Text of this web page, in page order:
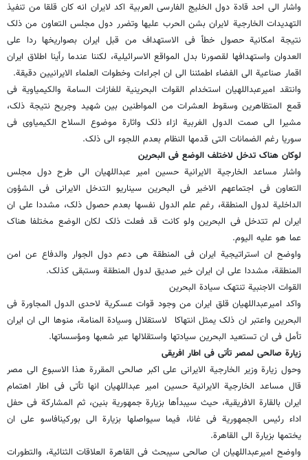
واشار الى احد قادة دول الخلیج الفارسی العربیة اکد لایران انه کان قلقا من تنفیذ
التهدیدات الخارجیة لایران بشن الحرب علیها وتضرر دول مجلس التعاون من ذلک
نتیجة امکانیة حصول خطأ فی الاستهداف من قبل ایران بصواریخها ردا على
العدوان واستهدافها لقصورنا بدل المواقع الاسرائیلیة، لکننا عندما رأینا اطلاق ایران
اقمار صناعیة الى الفضاء اطمئننا الى ان اجراءات وخطوات العلماء الایرانیین دقیقة.
وانتقد امیرعبداللهیان استخدام القوات البحرینیة للغازات السامة والکیمیاویة فی
قمع المتظاهرین وسقوط العشرات من المواطنین بین شهید وجریح نتیجة ذلک،
مشیرا الى صمت الدول الغربیة ازاء ذلک واثارة موضوع السلاح الکیمیاوی فی
سوریا رغم الضمانات التی قدمها النظام بعدم اللجوء الى ذلک.
لوکان هناک تدخل لاختلف الوضع فی البحرین
واشار مساعد الخارجیة الایرانیة حسین امیر عبداللهیان الى طرح دول مجلس
التعاون فی اجتماعهم الاخیر فی البحرین سیناریو التدخل الایرانی فی الشؤون
الداخلیة لدول المنطقة، رغم علم الدول نفسها بعدم حصول ذلک، مشددا على ان
ایران لم تتدخل فی البحرین ولو کانت قد فعلت ذلک لکان الوضع مختلفا هناک
عما هو علیه الیوم.
واوضح ان استراتیجیة ایران فی المنطقة هی دعم دول الجوار والدفاع عن امن
المنطقة، مشددا على ان ایران خیر صدیق لدول المنطقة وستبقى کذلک.
القوات الاجنبیة تنتهک سیادة البحرین
واکد امیرعبداللهیان قلق ایران من وجود قوات عسکریة لاحدى الدول المجاورة فی
البحرین واعتبر ان ذلک یمثل انتهاکا لاستقلال وسیادة المنامة، منوها الى ان ایران
تأمل فی ان تستعید البحرین سیادتها واستقلالها عبر شعبها ومؤسساتها.
زیارة صالحی لمصر تأتی فی اطار افریقی
وحول زیارة وزیر الخارجیة الایرانی علی اکبر صالحی المقررة هذا الاسبوع الى مصر
قال مساعد الخارجیة الایرانیة حسین امیر عبداللهیان انها تأتی فی اطار اهتمام
ایران بالقارة الافریقیة، حیث سیبدأها بزیارة جمهوریة بنین، ثم المشارکة فی حفل
اداء رئیس الجمهوریة فی غانا، فیما سیواصلها بزیارة الى بورکینافاسو على ان
یختمها بزیارة الى القاهرة.
واوضح امیرعبداللهیان ان صالحی سیبحث فی القاهرة العلاقات الثنائیة، والتطورات